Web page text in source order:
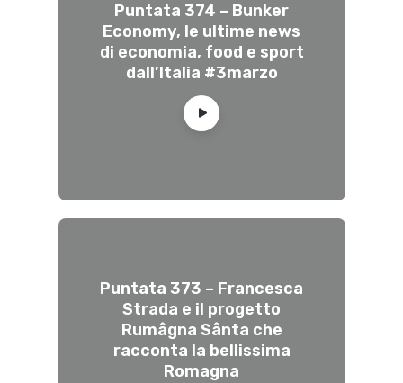
Puntata 374 – Bunker
Economy, le ultime news
di economia, food e sport
dall’Italia #3marzo
Puntata 373 – Francesca
Strada e il progetto
Rumâgna Sânta che
racconta la bellissima
Romagna